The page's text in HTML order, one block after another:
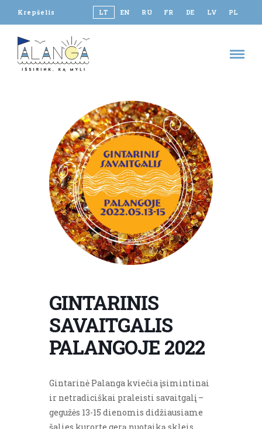
Krepšelis LT EN RU FR DE LV PL
GINTARINIS
SAVAITGALIS
PALANGOJE 2022
Gintarinė Palanga kviečia įsimintinai
ir netradiciškai praleisti savaitgalį –
gegužės 13-15 dienomis didžiausiame